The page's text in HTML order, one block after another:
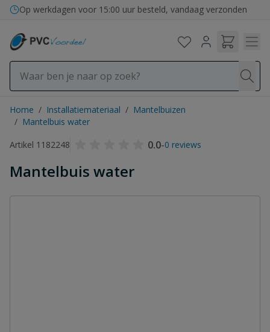
Ga naar de inhoud
Op werkdagen voor 15:00 uur besteld, vandaag verzonden
Home / Installatiemateriaal / Mantelbuizen
/ Mantelbuis water
Artikel 1182248
0.0-0 reviews
Mantelbuis water